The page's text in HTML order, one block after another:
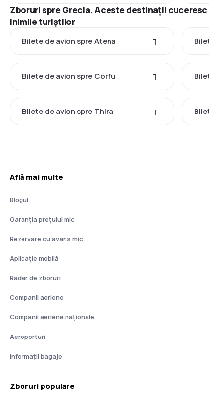
Zboruri spre Grecia. Aceste destinații cuceresc
inimile turiștilor
Bilete de avion spre Atena Bilete
Bilete de avion spre Corfu Bilete
Bilete de avion spre Thira Bilete
Află mai multe
Blogul
Garanția prețului mic
Rezervare cu avans mic
Aplicație mobilă
Radar de zboruri
Companii aeriene
Companii aeriene naţionale
Aeroporturi
Informații bagaje
Zboruri populare